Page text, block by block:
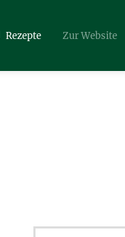
Rezepte Zur Website